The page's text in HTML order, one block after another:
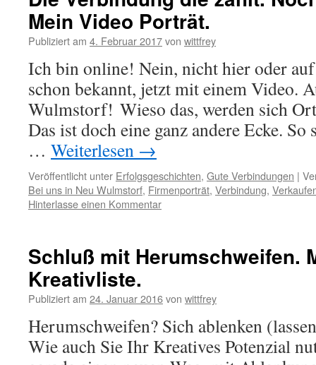
Mein Video Porträt.
Publiziert am 4. Februar 2017von wittfrey
Ich bin online! Nein, nicht hier oder
schon bekannt, jetzt mit einem Video.
Wulmstorf! Wieso das, werden sich
Das ist doch eine ganz andere Ecke.
… Weiterlesen →
Veröffentlicht unter Erfolgsgeschichten, Gute Verbindungen |
Bei uns in Neu Wulmstorf, Firmenporträt, Verbindung,
Hinterlasse einen Kommentar
Schluß mit Herumschweifen.
Kreativliste.
Publiziert am 24. Januar 2016von wittfrey
Herumschweifen? Sich ablenken
Wie auch Sie Ihr Kreatives Potenzial